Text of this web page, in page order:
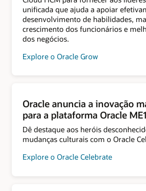
unificada que ajuda a apoiar
desenvolvimento de habilidades,
crescimento dos funcionários e
dos negócios.
Explore o Oracle Grow
Oracle anuncia a inovação
para a plataforma Oracle ME1
Dê destaque aos heróis
mudanças culturais com o Oracle
Explore o Oracle Celebrate